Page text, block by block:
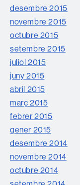
desembre 2015
novembre 2015
octubre 2015
setembre 2015
juliol 2015
juny 2015
abril 2015
març 2015
febrer 2015
gener 2015
desembre 2014
novembre 2014
octubre 2014